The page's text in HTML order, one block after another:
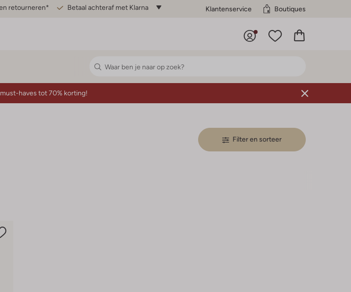
retourneren* Betaal achteraf met Klarna Klantenservice Boutiques
haves tot 70% korting!
Filter en sorteer